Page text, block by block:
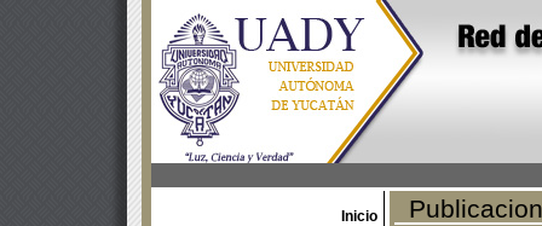
Inicio